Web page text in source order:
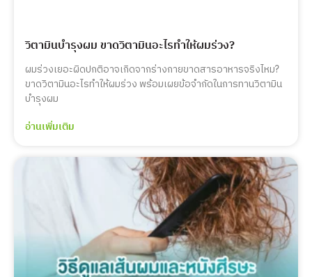
วิตามินบำรุงผม ขาดวิตามินอะไรทำให้ผมร่วง?
ผมร่วงเยอะผิดปกติอาจเกิดจากร่างกายขาดสารอาหารจริงไหม?
ขาดวิตามินอะไรทำให้ผมร่วง พร้อมเผยข้อจำกัดในการทานวิตามิน
บำรุงผม
อ่านเพิ่มเติม